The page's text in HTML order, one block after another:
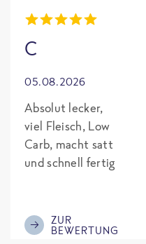
C
05.08.2026
Absolut lecker,
viel Fleisch, Low
Carb, macht satt
und schnell fertig
ZUR
BEWERTUNG